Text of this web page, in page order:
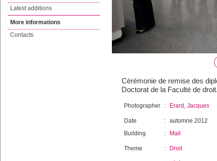
Latest additions
More informations
Contacts
Cérémonie de remise des
Doctorat de la Faculté de
Photographer : Erard, Jacques
Date : automne 2012
Building
: Mail
Theme : Droit